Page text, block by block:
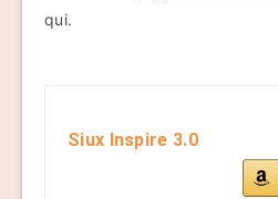
qui.
Siux Inspire 3.0